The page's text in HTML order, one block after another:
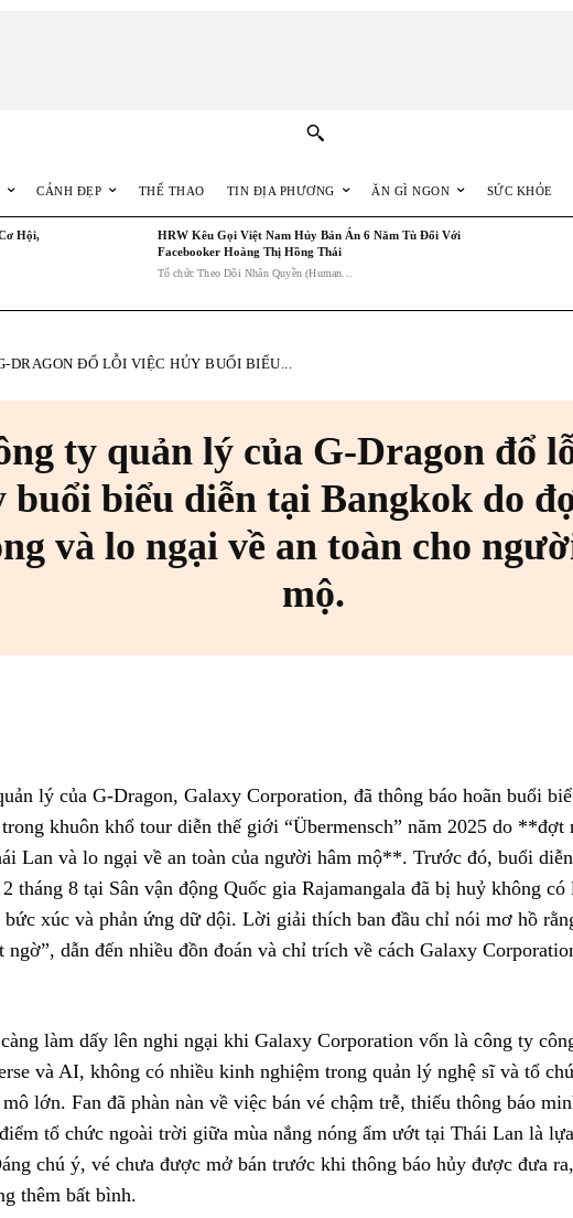
CẢNH ĐẸP THỂ THAO TIN ĐỊA PHƯƠNG ĂN GÌ NGON SỨC KHỎE
Hội,
HRW Kêu Gọi Việt Nam Hủy Bản Án 6 Năm Tù Đối Với
Facebooker Hoàng Thị Hồng Thái
Tổ chức Theo Dõi Nhân Quyền (Human...
DRAGON ĐỔ LỖI VIỆC HỦY BUỔI BIỂU...
ty quản lý của G-Dragon đổ
buổi biểu diễn tại Bangkok do
và lo ngại về an toàn cho
mộ.
lý của G-Dragon, Galaxy Corporation, đã thông báo hoãn buổi
khuôn khổ tour diễn thế giới “Übermensch” năm 2025 do **đợt
Lan và lo ngại về an toàn của người hâm mộ**. Trước đó, buổi
tháng 8 tại Sân vận động Quốc gia Rajamangala đã bị huỷ không
bức xúc và phản ứng dữ dội. Lời giải thích ban đầu chỉ nói mơ hồ
ngờ”, dẫn đến nhiều đồn đoán và chỉ trích về cách Galaxy
làm dấy lên nghi ngại khi Galaxy Corporation vốn là công ty
và AI, không có nhiều kinh nghiệm trong quản lý nghệ sĩ và tổ
lớn. Fan đã phàn nàn về việc bán vé chậm trễ, thiếu thông báo
tổ chức ngoài trời giữa mùa nắng nóng ẩm ướt tại Thái Lan là
chú ý, vé chưa được mở bán trước khi thông báo hủy được đưa
thêm bất bình.